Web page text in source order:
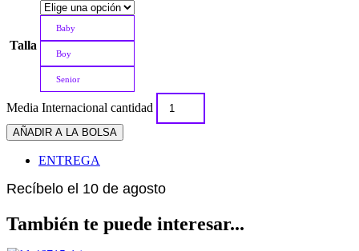
Talla
Baby
Boy
Senior
Media Internacional cantidad
AÑADIR A LA BOLSA
ENTREGA
Recíbelo el 10 de agosto
También te puede interesar...